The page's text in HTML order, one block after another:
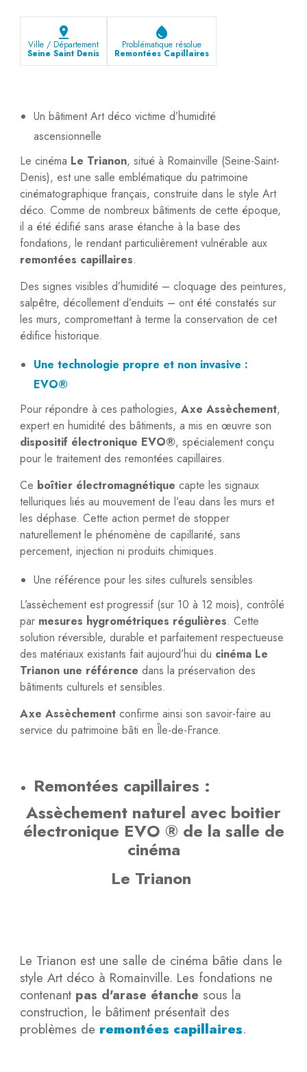
pin_drop
Ville / Département
Seine Saint Denis
water_drop
Problématique résolue
Remontées Capillaires
Un bâtiment Art déco victime d’humidité
ascensionnelle
Le cinéma Le Trianon, situé à Romainville (Seine-Saint-
Denis), est une salle emblématique du patrimoine
cinématographique français, construite dans le style Art
déco. Comme de nombreux bâtiments de cette époque,
il a été édifié sans arase étanche à la base des
fondations, le rendant particulièrement vulnérable aux
remontées capillaires.
Des signes visibles d’humidité – cloquage des peintures,
salpêtre, décollement d’enduits – ont été constatés sur
les murs, compromettant à terme la conservation de cet
édifice historique.
Une technologie propre et non invasive :
EVO®
Pour répondre à ces pathologies,Axe Assèchement,
expert en humidité des bâtiments, a mis en œuvre son
dispositif électronique EVO®, spécialement conçu
pour le traitement des remontées capillaires.
Ce boîtier électromagnétique capte les signaux
telluriques liés au mouvement de l’eau dans les murs et
les déphase. Cette action permet de stopper
naturellement le phénomène de capillarité, sans
percement, injection ni produits chimiques.
Une référence pour les sites culturels sensibles
L’assèchement est progressif (sur 10 à 12 mois), contrôlé
par mesures hygrométriques régulières. Cette
solution réversible, durable et parfaitement respectueuse
des matériaux existants fait aujourd’hui du cinéma Le
Trianon une référence dans la préservation des
bâtiments culturels et sensibles.
Axe Assèchement confirme ainsi son savoir-faire au
service du patrimoine bâti en Île-de-France.
Remontées capillaires :
Assèchement naturel avec boitier
électronique EVO ® de la salle de
cinéma
Le Trianon
Le Trianon est une salle de cinéma bâtie dans le
style Art déco à Romainville. Les fondations ne
contenant pas d'arase étanche sous la
construction, le bâtiment présentait des
problèmes de remontées capillaires.